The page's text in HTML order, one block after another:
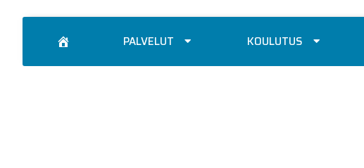
PALVELUT KOULUTUS